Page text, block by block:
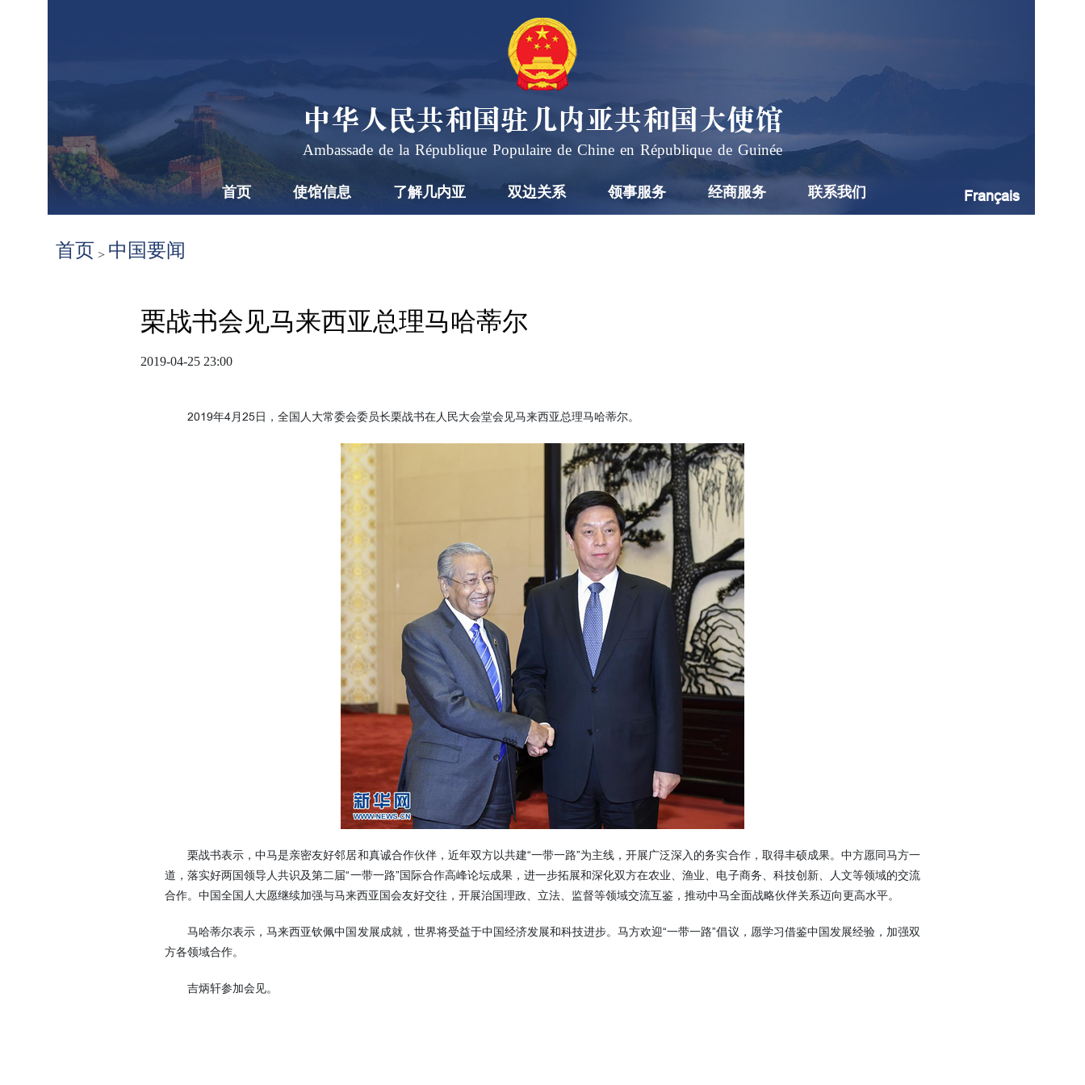
中华人民共和国驻几内亚共和国大使馆
Ambassade de la République Populaire de Chine en République de Guinée
首页 使馆信息 了解几内亚 双边关系 领事服务 经商服务 联系我们 Français
首页 > 中国要闻
栗战书会见马来西亚总理马哈蒂尔
2019-04-25 23:00
2019年4月25日，全国人大常委会委员长栗战书在人民大会堂会见马来西亚总理马哈蒂尔。
栗战书表示，中马是亲密友好邻居和真诚合作伙伴，近年双方以共建“一带一路”为主线，开展广泛深入的务实合作，取得丰硕成果。中方愿同马方一
道，落实好两国领导人共识及第二届“一带一路”国际合作高峰论坛成果，进一步拓展和深化双方在农业、渔业、电子商务、科技创新、人文等领域的交流
合作。中国全国人大愿继续加强与马来西亚国会友好交往，开展治国理政、立法、监督等领域交流互鉴，推动中马全面战略伙伴关系迈向更高水平。
马哈蒂尔表示，马来西亚钦佩中国发展成就，世界将受益于中国经济发展和科技进步。马方欢迎“一带一路”倡议，愿学习借鉴中国发展经验，加强双
方各领域合作。
吉炳轩参加会见。